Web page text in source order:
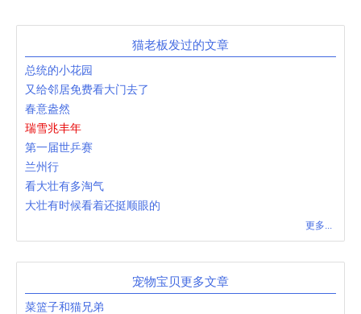
猫老板发过的文章
总统的小花园
又给邻居免费看大门去了
春意盎然
瑞雪兆丰年
第一届世乒赛
兰州行
看大壮有多淘气
大壮有时候看着还挺顺眼的
更多...
宠物宝贝更多文章
菜篮子和猫兄弟